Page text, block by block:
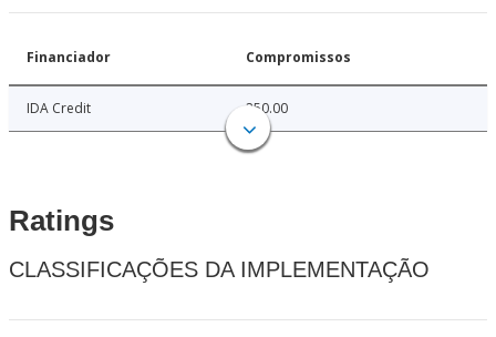
Financiador Compromissos
IDA Credit 250.00
Ratings
CLASSIFICAÇÕES DA IMPLEMENTAÇÃO